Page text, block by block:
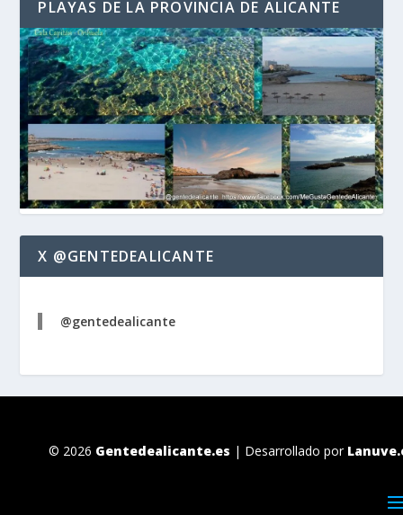
PLAYAS DE LA PROVINCIA DE ALICANTE
X @GENTEDEALICANTE
@gentedealicante
© 2026 Gentedealicante.es | Desarrollado por